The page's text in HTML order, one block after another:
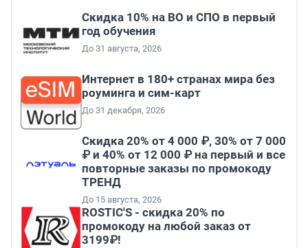
Скидка 10% на ВО и СПО в первый
год обучения
До 31 августа, 2026
Интернет в 180+ странах мира без
роуминга и сим-карт
До 31 декабря, 2026
Скидка 20% от 4 000 ₽, 30% от 7 000
₽ и 40% от 12 000 ₽ на первый и все
повторные заказы по промокоду
ТРЕНД
До 15 августа, 2026
ROSTIC'S - скидка 20% по
промокоду на любой заказ от
3199₽!